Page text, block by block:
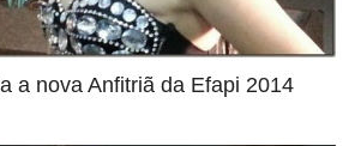
a nova Anfitriã da Efapi 2014